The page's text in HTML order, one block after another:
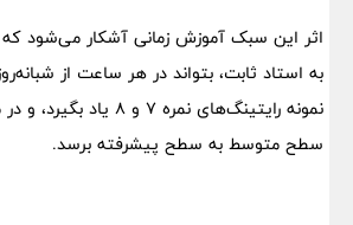
اثر این سبک آموزش زمانی آشکار می‌شود که
به استاد ثابت، بتواند در هر ساعت از
نمونه رایتینگ‌های نمره 7 و
سطح متوسط به سطح پیشرفته برسد.